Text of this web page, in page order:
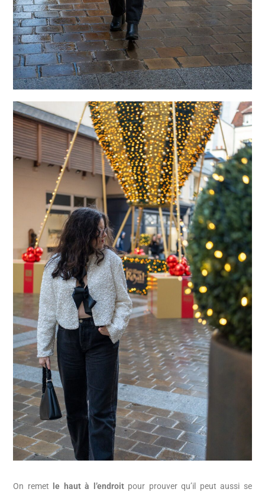
On remet le haut à l’endroitpour prouver qu’il peut aussi se